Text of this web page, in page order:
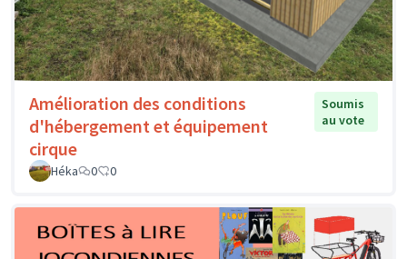
Amélioration des conditions
d'hébergement et équipement
cirque
Soumis
au vote
Héka 0 0